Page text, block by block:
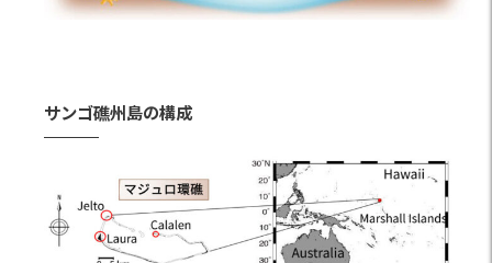
サンゴ礁州島の構成